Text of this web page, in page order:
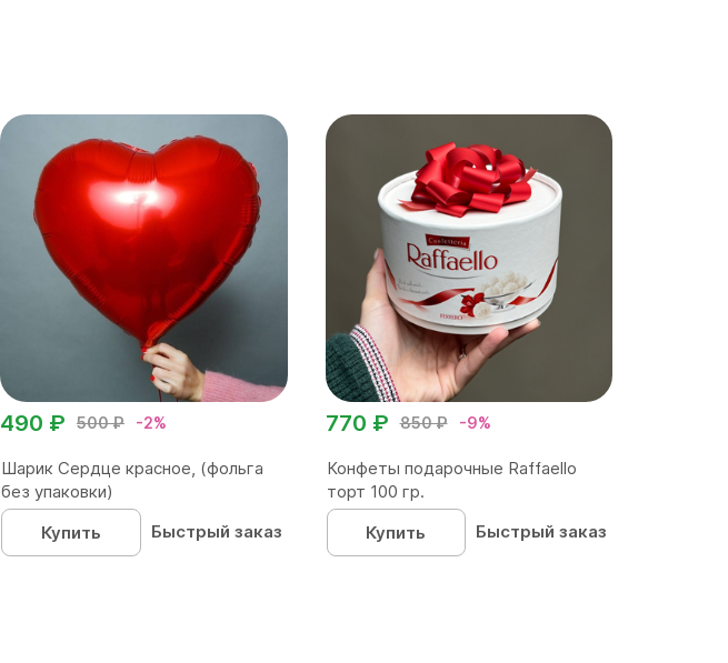
500 ₽ -2%
490 ₽
Шарик Сердце красное, (фольга
без упаковки)
Купить
Быстрый заказ
850 ₽ -9%
770 ₽
Конфеты подарочные Raffaello
торт 100 гр.
Купить
Быстрый заказ